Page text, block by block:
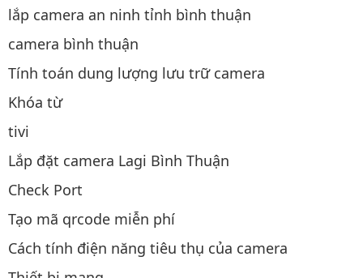
lắp camera an ninh tỉnh bình thuận
camera bình thuận
Tính toán dung lượng lưu trữ camera
Khóa từ
tivi
Lắp đặt camera Lagi Bình Thuận
Check Port
Tạo mã qrcode miễn phí
Cách tính điện năng tiêu thụ của camera